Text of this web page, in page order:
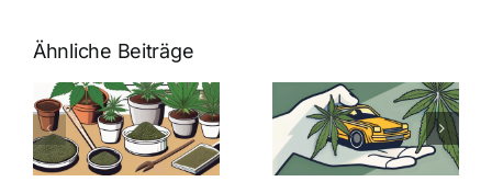
Ähnliche Beiträge
Neue THC-
Grenzwert-
Regelung:
Was Sie über
Cannabis und
Cannabis
Samen
kaufen: Alles
was Sie